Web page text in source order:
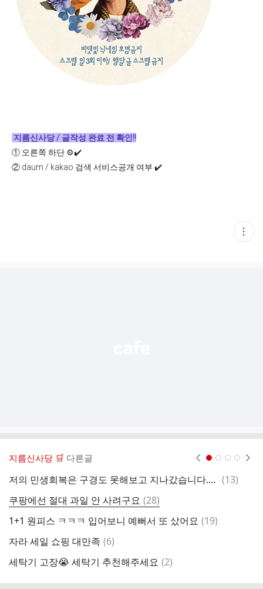
지름신사당 / 글작성 완료 전 확인!!
① 오른쪽 하단 ⚙️✔️
② daum / kakao 검색 서비스공개 여부 ✔️
현
재
지름신사당 🛒 다른글
저의 민생회복은 구경도 못해보고 지나갔습니다.ㅋㅋ 댓
(13)
쿠팡에선 절대 과일 안 사려구요 댓
글
(28)
1+1 원피스 ㅋㅋㅋ 입어보니 예뻐서 또 샀어요 댓
(19)
자라 세일 쇼핑 대만족 댓
(6)
세탁기 고장😭 세탁기 추천해주세요 댓
(2)